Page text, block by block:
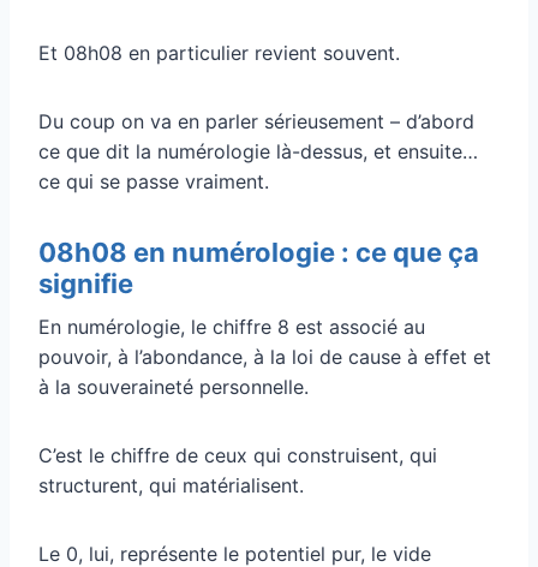
Et 08h08 en particulier revient souvent.
Du coup on va en parler sérieusement – d’abord
ce que dit la numérologie là-dessus, et ensuite…
ce qui se passe vraiment.
08h08 en numérologie : ce que ça
signifie
En numérologie, le chiffre 8 est associé au
pouvoir, à l’abondance, à la loi de cause à effet et
à la souveraineté personnelle.
C’est le chiffre de ceux qui construisent, qui
structurent, qui matérialisent.
Le 0, lui, représente le potentiel pur, le vide